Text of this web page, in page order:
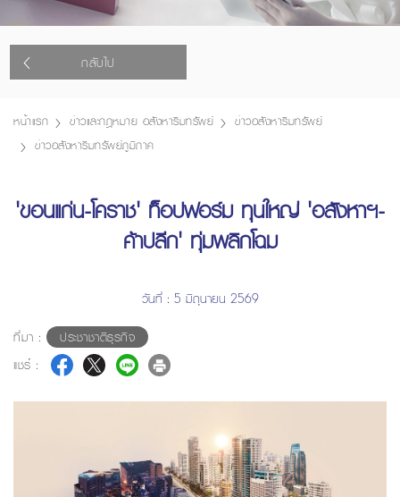
กลับไป
หน้าแรก ข่าวและกฎหมาย อสังหาริมทรัพย์
ข่าวอสังหาริมทรัพย์
ข่าวอสังหาริมทรัพย์ภูมิภาค
'ขอนแก่น-โคราช' ท็อปฟอร์ม ทุนใหญ่ 'อสังหาฯ-
ค้าปลีก' ทุ่มพลิกโฉม
วันที่ : 5 มิถุนายน 2569
ที่มา :
ประชาชาติธุรกิจ
แชร์ :